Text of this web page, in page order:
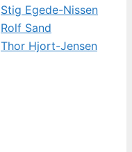
Stig Egede-Nissen
Rolf Sand
Thor Hjort-Jensen